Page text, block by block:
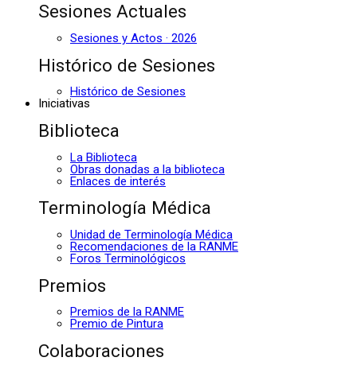
Sesiones Actuales
Sesiones y Actos · 2026
Histórico de Sesiones
Histórico de Sesiones
Iniciativas
Biblioteca
La Biblioteca
Obras donadas a la biblioteca
Enlaces de interés
Terminología Médica
Unidad de Terminología Médica
Recomendaciones de la RANME
Foros Terminológicos
Premios
Premios de la RANME
Premio de Pintura
Colaboraciones